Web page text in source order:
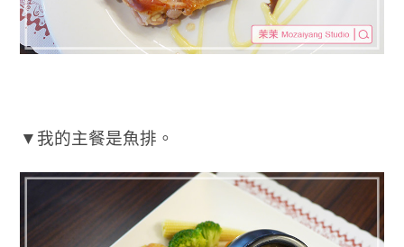
▼我的主餐是魚排。